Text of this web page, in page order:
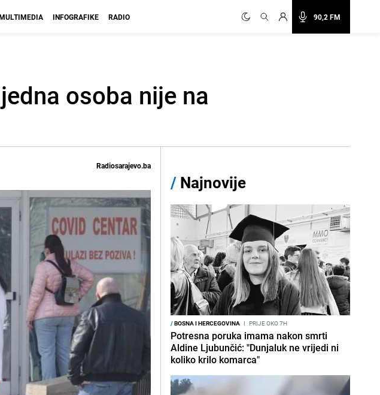
90,2 FM
INFOGRAFIKE RADIO
osoba nije na
Radiosarajevo.ba
/ Najnovije
/BOSNA I HERCEGOVINA I PRIJE OKO 7H
Potresna poruka imama nakon smrti
Aldine Ljubunčić: "Dunjaluk ne vrijedi ni
koliko krilo komarca"